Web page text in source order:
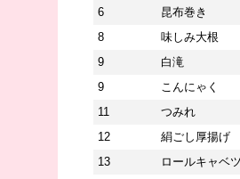
6
昆布巻き
8
味しみ大根
9
白滝
9
こんにゃく
11
つみれ
12
絹ごし厚揚げ
13
ロールキャベツ